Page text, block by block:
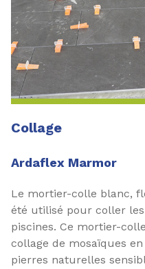
Collage
Ardaflex Marmor
Le mortier-colle blanc,
été utilisé pour coller les
piscines. Ce mortier-
collage de mosaïques
pierres naturelles